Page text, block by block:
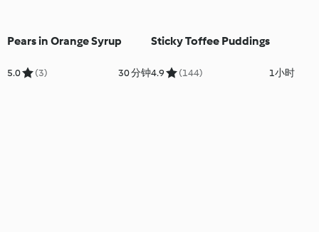
Pears in Orange Syrup
5.0 (3) 30 分钟
Sticky Toffee Puddings
4.9 (144) 1小时